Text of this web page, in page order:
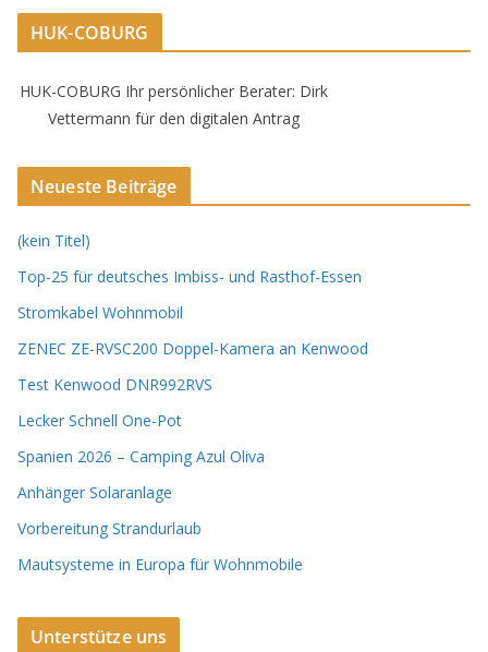
HUK-COBURG
HUK-COBURG Ihr persönlicher Berater: Dirk
Vettermann für den digitalen Antrag
Neueste Beiträge
(kein Titel)
Top-25 für deutsches Imbiss- und Rasthof-Essen
Stromkabel Wohnmobil
ZENEC ZE-RVSC200 Doppel-Kamera an Kenwood
Test Kenwood DNR992RVS
Lecker Schnell One-Pot
Spanien 2026 – Camping Azul Oliva
Anhänger Solaranlage
Vorbereitung Strandurlaub
Mautsysteme in Europa für Wohnmobile
Unterstütze uns